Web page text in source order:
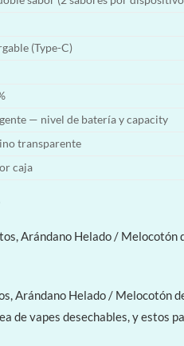
(Type-C)
— nivel de batería y capacity
transparente
caja
Arándano Helado /
Arándano Helado / Melocotón
de vapes desechables, y estos